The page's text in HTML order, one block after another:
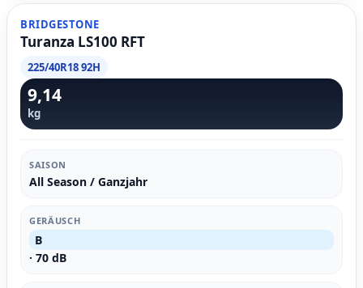
BRIDGESTONE
Turanza LS100 RFT
225/40R18 92H
9,14
kg
SAISON
All Season / Ganzjahr
GERÄUSCH
B
· 70 dB